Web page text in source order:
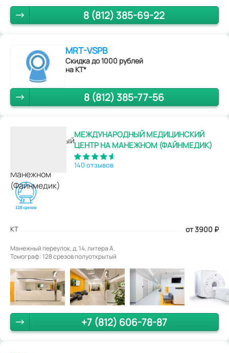
8 (812) 385-69-22
MRT-VSPB
Скидка до 1000 рублей
на КТ*
8 (812) 385-77-56
МЕЖДУНАРОДНЫЙ МЕДИЦИНСКИЙ
ЦЕНТР НА МАНЕЖНОМ (ФАЙНМЕДИК)
140 отзывов
КТ от 3900 ₽
Манежный переулок, д. 14, литера А.
Томограф: 128 срезов полуоткрытый
+7 (812) 606-78-87